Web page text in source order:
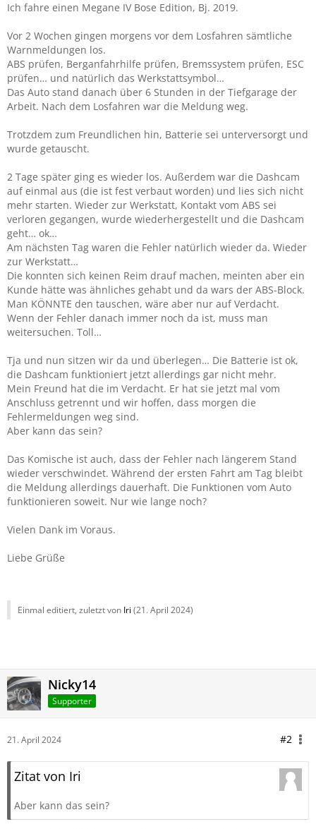
Ich fahre einen Megane IV Bose Edition, Bj. 2019.
Vor 2 Wochen gingen morgens vor dem Losfahren sämtliche
Warnmeldungen los.
ABS prüfen, Berganfahrhilfe prüfen, Bremssystem prüfen, ESC
prüfen… und natürlich das Werkstattsymbol…
Das Auto stand danach über 6 Stunden in der Tiefgarage der
Arbeit. Nach dem Losfahren war die Meldung weg.
Trotzdem zum Freundlichen hin, Batterie sei unterversorgt und
wurde getauscht.
2 Tage später ging es wieder los. Außerdem war die Dashcam
auf einmal aus (die ist fest verbaut worden) und lies sich nicht
mehr starten. Wieder zur Werkstatt, Kontakt vom ABS sei
verloren gegangen, wurde wiederhergestellt und die Dashcam
geht… ok…
Am nächsten Tag waren die Fehler natürlich wieder da. Wieder
zur Werkstatt…
Die konnten sich keinen Reim drauf machen, meinten aber ein
Kunde hätte was ähnliches gehabt und da wars der ABS-Block.
Man KÖNNTE den tauschen, wäre aber nur auf Verdacht.
Wenn der Fehler danach immer noch da ist, muss man
weitersuchen. Toll…
Tja und nun sitzen wir da und überlegen… Die Batterie ist ok,
die Dashcam funktioniert jetzt allerdings gar nicht mehr.
Mein Freund hat die im Verdacht. Er hat sie jetzt mal vom
Anschluss getrennt und wir hoffen, dass morgen die
Fehlermeldungen weg sind.
Aber kann das sein?
Das Komische ist auch, dass der Fehler nach längerem Stand
wieder verschwindet. Während der ersten Fahrt am Tag bleibt
die Meldung allerdings dauerhaft. Die Funktionen vom Auto
funktionieren soweit. Nur wie lange noch?
Vielen Dank im Voraus.
Liebe Grüße
Einmal editiert, zuletzt von Iri (21. April 2024)
Nicky14
Supporter
21. April 2024 #2
Zitat von Iri
Aber kann das sein?